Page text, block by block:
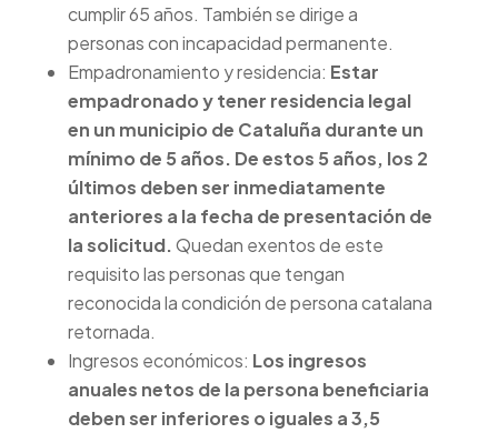
cumplir 65 años. También se dirige a
personas con incapacidad permanente.
Empadronamiento y residencia: Estar
empadronado y tener residencia legal
en un municipio de Cataluña durante un
mínimo de 5 años. De estos 5 años, los 2
últimos deben ser inmediatamente
anteriores a la fecha de presentación de
la solicitud.Quedan exentos de este
requisito las personas que tengan
reconocida la condición de persona catalana
retornada.
Ingresos económicos: Los ingresos
anuales netos de la persona beneficiaria
deben ser inferiores o iguales a 3,5